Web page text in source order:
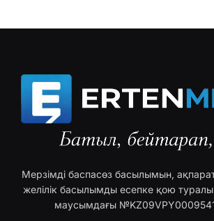
Мерзімді баспасөз басылымын, ақпарат
желілік басылымды есепке қою
маусымдағы